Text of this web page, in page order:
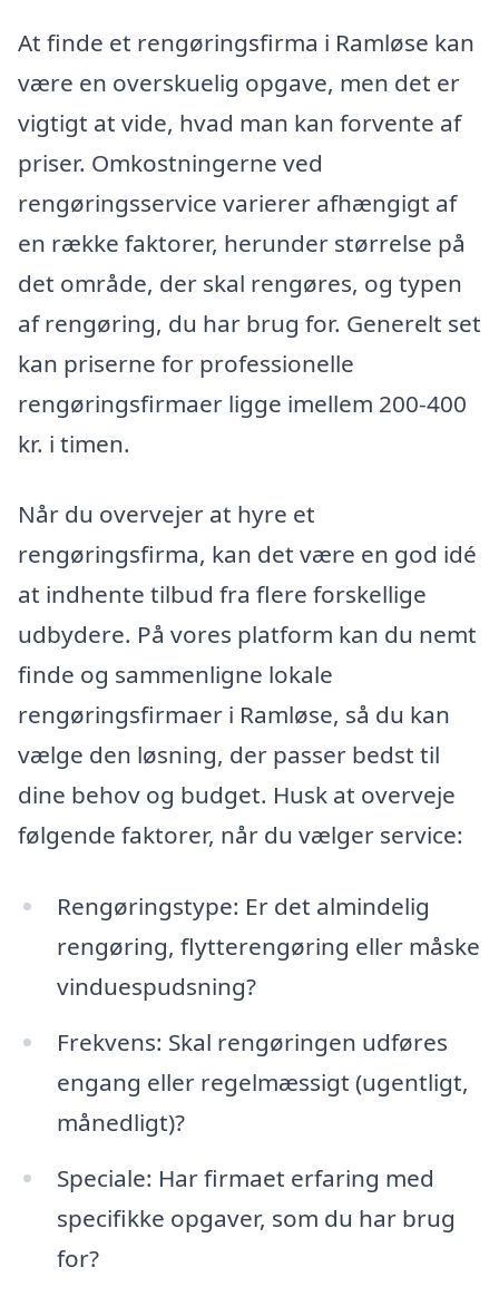
At finde et rengøringsfirma i Ramløse kan
være en overskuelig opgave, men det er
vigtigt at vide, hvad man kan forvente af
priser. Omkostningerne ved
rengøringsservice varierer afhængigt af
en række faktorer, herunder størrelse på
det område, der skal rengøres, og typen
af rengøring, du har brug for. Generelt set
kan priserne for professionelle
rengøringsfirmaer ligge imellem 200-400
kr. i timen.
Når du overvejer at hyre et
rengøringsfirma, kan det være en god idé
at indhente tilbud fra flere forskellige
udbydere. På vores platform kan du nemt
finde og sammenligne lokale
rengøringsfirmaer i Ramløse, så du kan
vælge den løsning, der passer bedst til
dine behov og budget. Husk at overveje
følgende faktorer, når du vælger service:
Rengøringstype: Er det almindelig
rengøring, flytterengøring eller måske
vinduespudsning?
Frekvens: Skal rengøringen udføres
engang eller regelmæssigt (ugentligt,
månedligt)?
Speciale: Har firmaet erfaring med
specifikke opgaver, som du har brug
for?